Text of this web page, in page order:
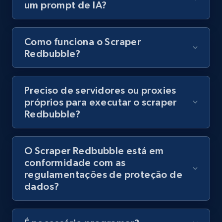
8.1K+ 716+
Youtube - Videos posts - Discovery records
by Explore page URL
Video length, Likes, Views, and more.
Youtube - Videos posts - Discovery videos
by podcast url
Video length, Likes, Views, and more.
um prompt de IA?
Como funciona o Scraper
Redbubble?
Preciso de servidores ou proxies
próprios para executar o scraper
Redbubble?
O Scraper Redbubble está em
conformidade com as
regulamentações de proteção de
dados?